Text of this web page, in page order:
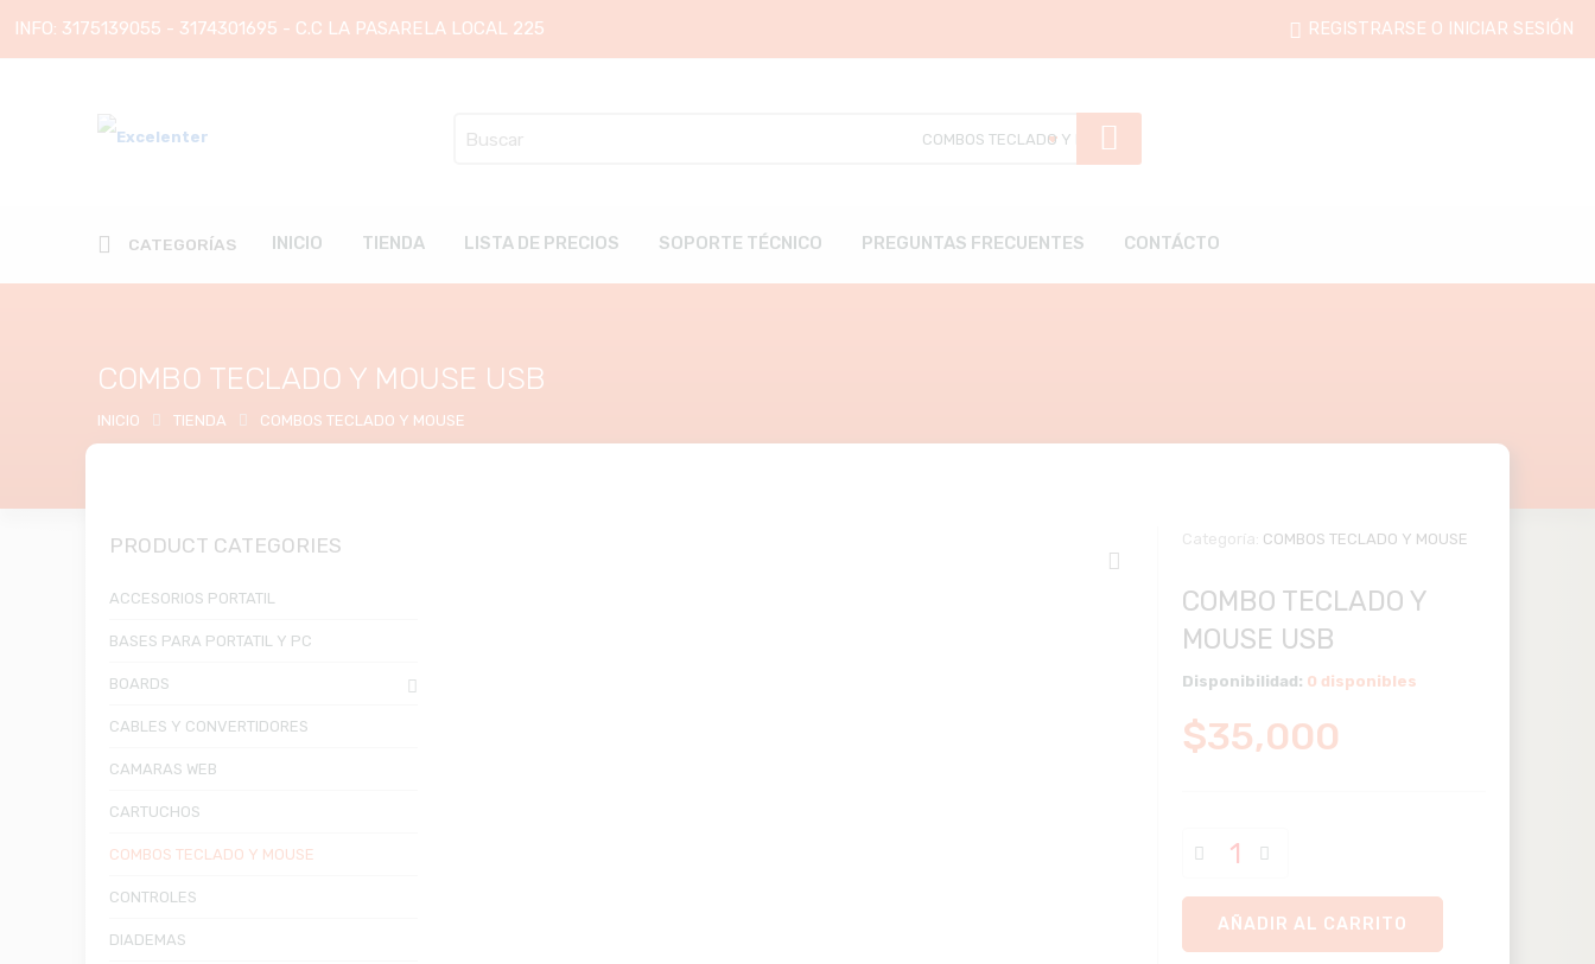
INFO: 3175139055 - 3174301695 - C.C LA PASARELA LOCAL 225 REGISTRARSE O INICIAR SESIÓN
here
CATEGORÍAS INICIO TIENDA LISTA DE PRECIOS SOPORTE TÉCNICO PREGUNTAS FRECUENTES CONTÁCTO
COMBO TECLADO Y MOUSE USB
INICIO TIENDA COMBOS TECLADO Y MOUSE
Categoría: COMBOS TECLADO Y MOUSE
COMBO TECLADO Y
MOUSE USB
Disponibilidad: 0 disponibles
$35,000
AÑADIR AL CARRITO
PRODUCT CATEGORIES
ACCESORIOS PORTATIL
BASES PARA PORTATIL Y PC
BOARDS
CABLES Y CONVERTIDORES
CAMARAS WEB
CARTUCHOS
COMBOS TECLADO Y MOUSE
CONTROLES
DIADEMAS